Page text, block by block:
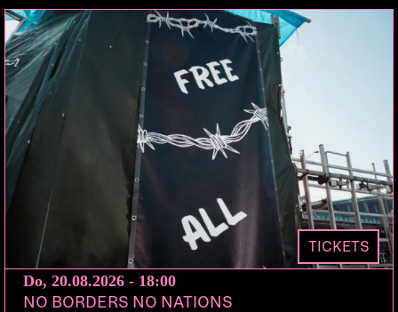
MERCATO TOUR - ZUSATZSHOW
LO & LEDUC
SCALEAZY PLE
LA SALOMAO
Sold Out:
Anlass ist ausverkauft. Es gibt keine
Abendkasse!
DOORS:
21:00
VORVERKAUF: PETZI.CH (SOLD
OUT)
TICKETS
Do, 20.08.2026 - 18:00
NO BORDERS NO NATIONS